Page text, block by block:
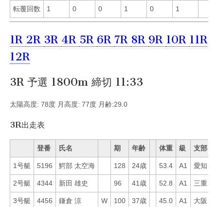
転覆回数 1 0 0 1 0 1
1R 2R 3R 4R 5R 6R 7R 8R 9R 10R 11R
12R
3R 予選 1800m 締切 11:33
太陽高度: 78度 月高度: 77度 月齢:29.0
3R出走表
登番 氏名 期 年齢 体重 級 支部
1号艇 5196 鰐部 太空海 128 24歳 53.4 A1 愛知
2号艇 4344 新田 雄史 96 41歳 52.8 A1 三重
3号艇 4456 鎌倉 涼 W 100 37歳 45.0 A1 大阪